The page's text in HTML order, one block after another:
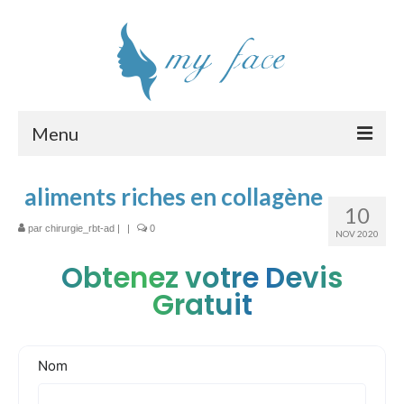
Menu
Chirurgiens
Devis
10
NOV 2020
aliments riches en collagène
par chirurgie_rbt-ad | | 0
Obtenez votre Devis
Gratuit